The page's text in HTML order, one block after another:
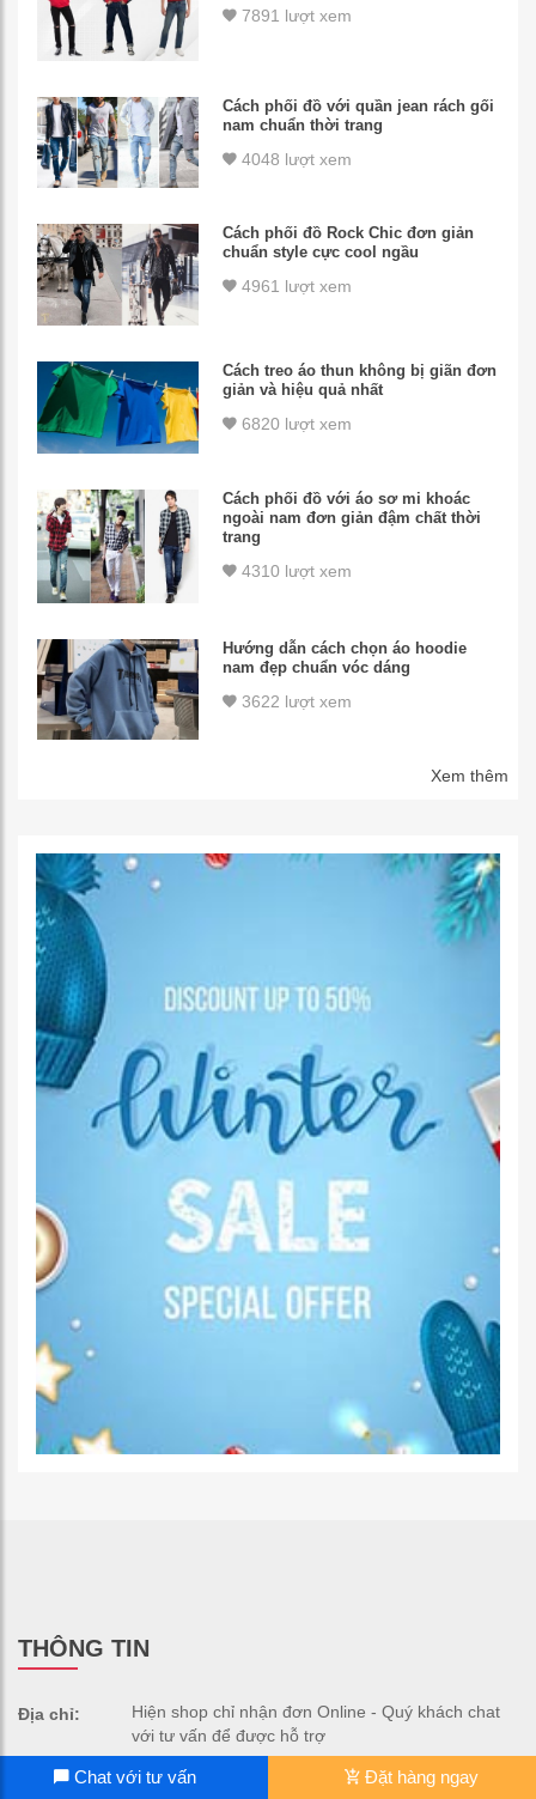
7891 lượt xem
Cách phối đồ với quần jean rách gối
nam chuẩn thời trang
4048 lượt xem
Cách phối đồ Rock Chic đơn giản
chuẩn style cực cool ngầu
4961 lượt xem
Cách treo áo thun không bị giãn đơn
giản và hiệu quả nhất
6820 lượt xem
Cách phối đồ với áo sơ mi khoác
ngoài nam đơn giản đậm chất thời
trang
4310 lượt xem
Hướng dẫn cách chọn áo hoodie
nam đẹp chuẩn vóc dáng
3622 lượt xem
Xem thêm
THÔNG TIN
Địa chỉ:
Hiện shop chỉ nhận đơn Online - Quý khách chat
với tư vấn để được hỗ trợ
Điện thoại:
0969.432.820
Chat với tư vấn Đặt hàng ngay